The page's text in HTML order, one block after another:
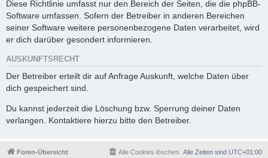
Diese Richtlinie umfasst nur den Bereich der Seiten, die die phpBB-
Software umfassen. Sofern der Betreiber in anderen Bereichen
seiner Software weitere personenbezogene Daten verarbeitet, wird
er dich darüber gesondert informieren.
AUSKUNFTSRECHT
Der Betreiber erteilt dir auf Anfrage Auskunft, welche Daten über
dich gespeichert sind.
Du kannst jederzeit die Löschung bzw. Sperrung deiner Daten
verlangen. Kontaktiere hierzu bitte den Betreiber.
Foren-Übersicht Alle Zeiten sind UTC+01:00
Alle Cookies löschen